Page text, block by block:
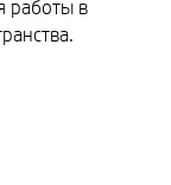
работы в